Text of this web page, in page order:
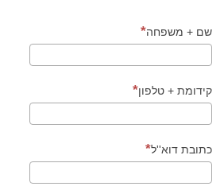
שם + משפחה
קידומת + טלפון
כתובת דוא''ל